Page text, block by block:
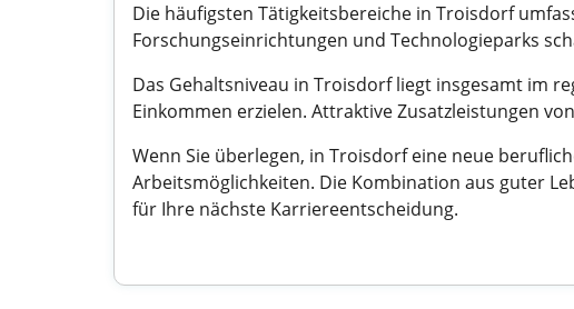
Die häufigsten Tätigkeitsbereiche in Troisdorf
Forschungseinrichtungen und Technologieparks
Das Gehaltsniveau in Troisdorf liegt insgesamt im
Einkommen erzielen. Attraktive Zusatzleistungen
Wenn Sie überlegen, in Troisdorf eine neue
Arbeitsmöglichkeiten. Die Kombination aus guter
für Ihre nächste Karriereentscheidung.